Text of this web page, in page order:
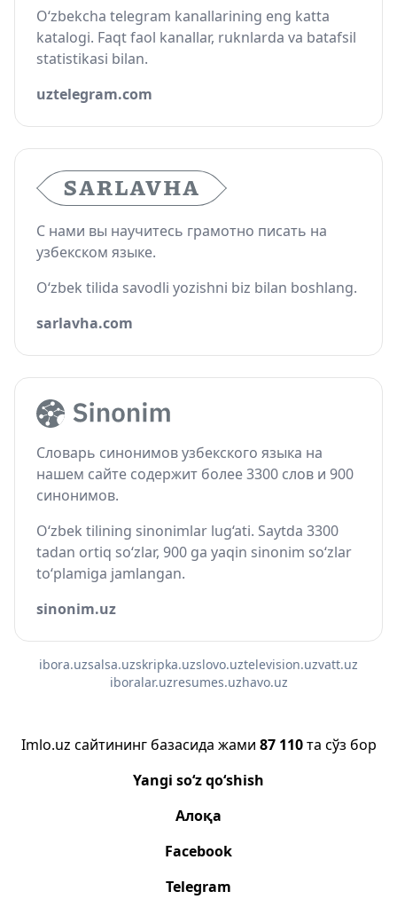
O‘zbekcha telegram kanallarining eng katta
katalogi. Faqt faol kanallar, ruknlarda va batafsil
statistikasi bilan.
uztelegram.com
С нами вы научитесь грамотно писать на
узбекском языке.
O‘zbek tilida savodli yozishni biz bilan boshlang.
sarlavha.com
Словарь синонимов узбекского языка на
нашем сайте содержит более 3300 слов и 900
синонимов.
O‘zbek tilining sinonimlar lug‘ati. Saytda 3300
tadan ortiq so‘zlar, 900 ga yaqin sinonim so‘zlar
to‘plamiga jamlangan.
sinonim.uz
ibora.uzsalsa.uzskripka.uzslovo.uztelevision.uzvatt.uz
iboralar.uzresumes.uzhavo.uz
Imlo.uz сайтининг базасида жами 87 110та сўз бор
Yangi so‘z qo‘shish
Алоқа
Facebook
Telegram